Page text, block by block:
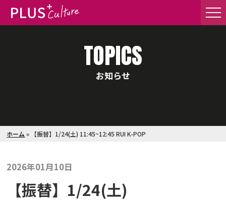
TOPICS
お知らせ
ホーム » 【振替】1/24(土) 11:45~12:45 RUI K-POP
2026年01月10日
【振替】1/24(土)